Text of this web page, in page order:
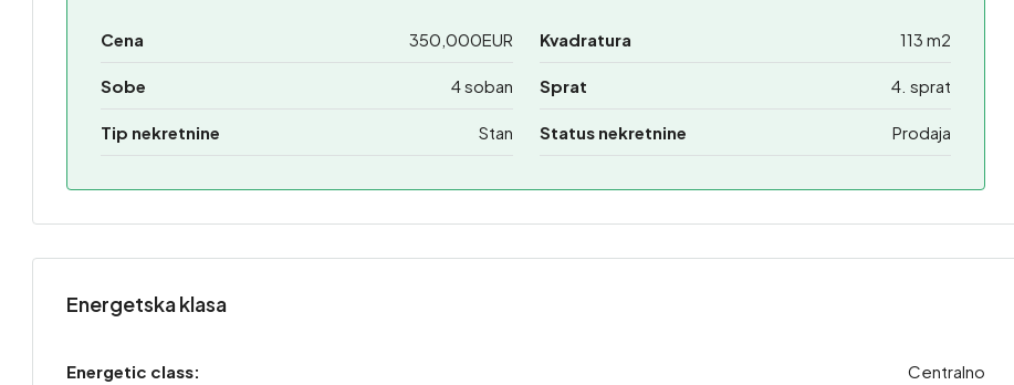
Cena 350,000EUR Kvadratura 113 m2
Sobe 4 soban Sprat 4. sprat
Tip nekretnine Stan Status nekretnine Prodaja
Energetska klasa
Energetic class: Centralno